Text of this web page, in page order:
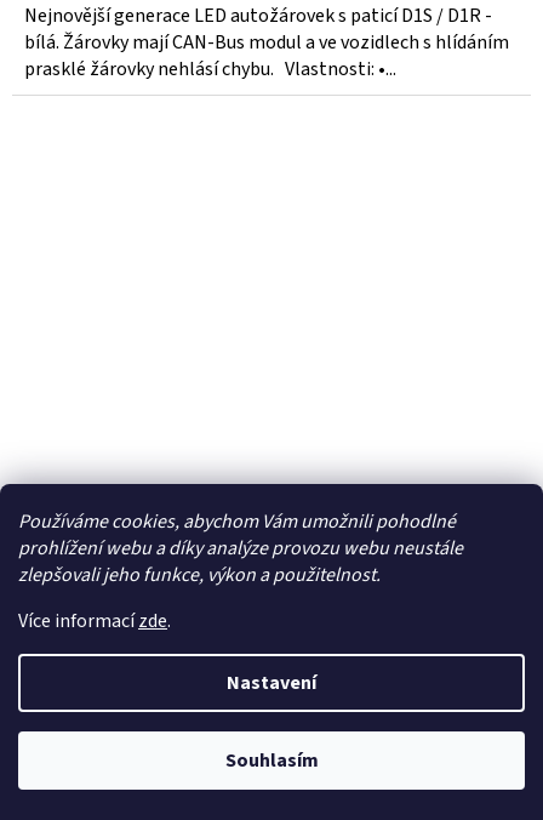
Používáme cookies, abychom Vám umožnili pohodlné
prohlížení webu a díky analýze provozu webu neustále
zlepšovali jeho funkce, výkon a použitelnost.
Více informacízde.
Nastavení
Souhlasím
Nejnovější generace LED autožárovek s paticí D1S / D1R -
bílá. Žárovky mají CAN-Bus modul a ve vozidlech s hlídáním
prasklé žárovky nehlásí chybu. Vlastnosti: •...
LED H1 bílá, 9-18V, 4600LM - 95HLH-H1-E4S
775 Kč bez DPH
938 Kč
designu s paticí H1 - bílá, LED moduly GC-7535. Vlastnosti: •
LED autožárovky do hlavních světel s aktivním chlazením...